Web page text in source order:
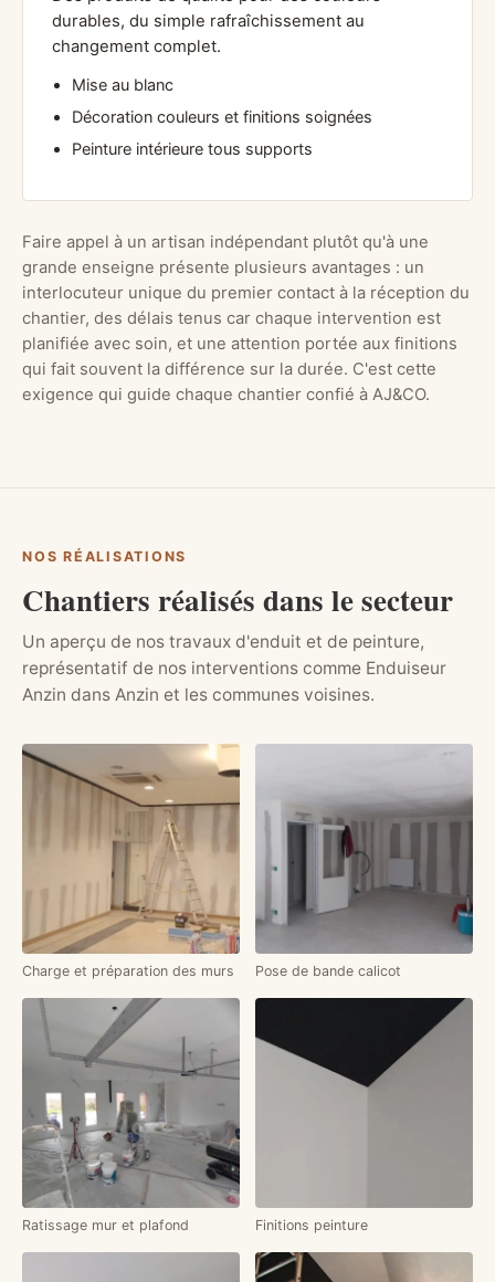
durables, du simple rafraîchissement au
changement complet.
Mise au blanc
Décoration couleurs et finitions soignées
Peinture intérieure tous supports
Faire appel à un artisan indépendant plutôt qu'à une
grande enseigne présente plusieurs avantages : un
interlocuteur unique du premier contact à la réception du
chantier, des délais tenus car chaque intervention est
planifiée avec soin, et une attention portée aux finitions
qui fait souvent la différence sur la durée. C'est cette
exigence qui guide chaque chantier confié à AJ&CO.
NOS RÉALISATIONS
Chantiers réalisés dans le secteur
Un aperçu de nos travaux d'enduit et de peinture,
représentatif de nos interventions comme Enduiseur
Anzin dans Anzin et les communes voisines.
Charge et préparation des murs Pose de bande calicot
Ratissage mur et plafond Finitions peinture